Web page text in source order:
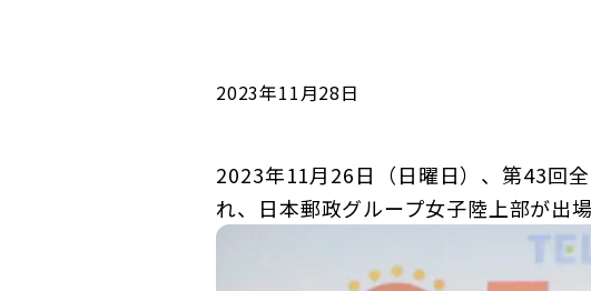
ローカル共創イニシアティブ
IRサイト
2023年11月28日
2023年11月26日（日曜日）、第43回
れ、日本郵政グループ女子陸上部が出